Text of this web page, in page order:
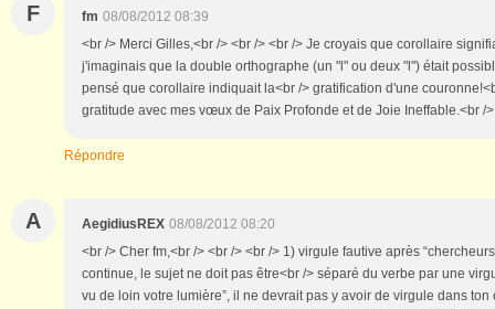
F fm 08/08/2012 08:39
<br /> Merci Gilles,<br /> <br /> <br /> Je croyais que corollaire
j'imaginais que la double orthographe (un "l" ou deux "l") était
pensé que corollaire indiquait la<br /> gratification d'une
gratitude avec mes vœux de Paix Profonde et de Joie Ineffable.<br />
Répondre
A AegidiusREX 08/08/2012 08:20
<br /> Cher fm,<br /> <br /> <br /> 1) virgule fautive après
continue, le sujet ne doit pas être<br /> séparé du verbe par une
vu de loin votre lumière”, il ne devrait pas y avoir de virgule dans